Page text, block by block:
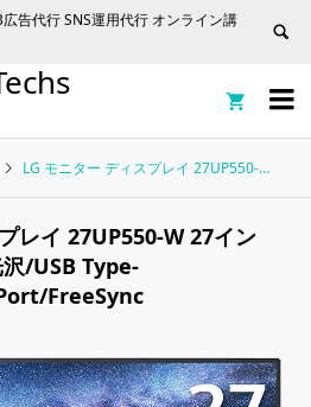
告代行 SNS運用代行 オンライン講


LG モニター ディスプレイ 27UP550-W 27インチ/4K/HDR/IPS非光沢/USB Type-C,HDMI×2,DisplayPort/FreeSync
レイ 27UP550-W 27イン
/USB Type-
FreeSync